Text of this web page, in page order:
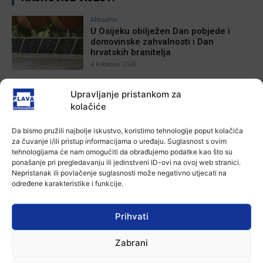
Upravljanje pristankom za
kolačiće
Da bismo pružili najbolje iskustvo, koristimo tehnologije poput kolačića
za čuvanje i/ili pristup informacijama o uređaju. Suglasnost s ovim
tehnologijama će nam omogućiti da obrađujemo podatke kao što su
ponašanje pri pregledavanju ili jedinstveni ID-ovi na ovoj web stranici.
Nepristanak ili povlačenje suglasnosti može negativno utjecati na
određene karakteristike i funkcije.
Prihvati
Zabrani
Aktualno
U Osijeku obilježen Dan pobjede i
domovinske zahvalnosti i Dan
hrvatskih branitelja
4 kolovoza, 2026
Aktualno
Izložba Antuna Babića u vinkovačkoj
Galeriji Slavko Kopač
Aktualno
Dodatne mjere protiv afričke svinjske
kuge: uklanjanje svinja do 12.
kolovoza u područjima visokog rizika!
Aktualno
„Mupovci Dalj“: Trajno svjedočanstvo